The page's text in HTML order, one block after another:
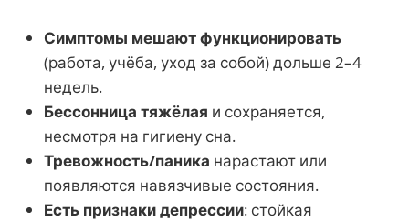
Симптомы мешают функционировать
(работа, учёба, уход за собой) дольше 2–4
недель.
Бессонница тяжёлая и сохраняется,
несмотря на гигиену сна.
Тревожность/паника нарастают или
появляются навязчивые состояния.
Есть признаки депрессии: стойкая